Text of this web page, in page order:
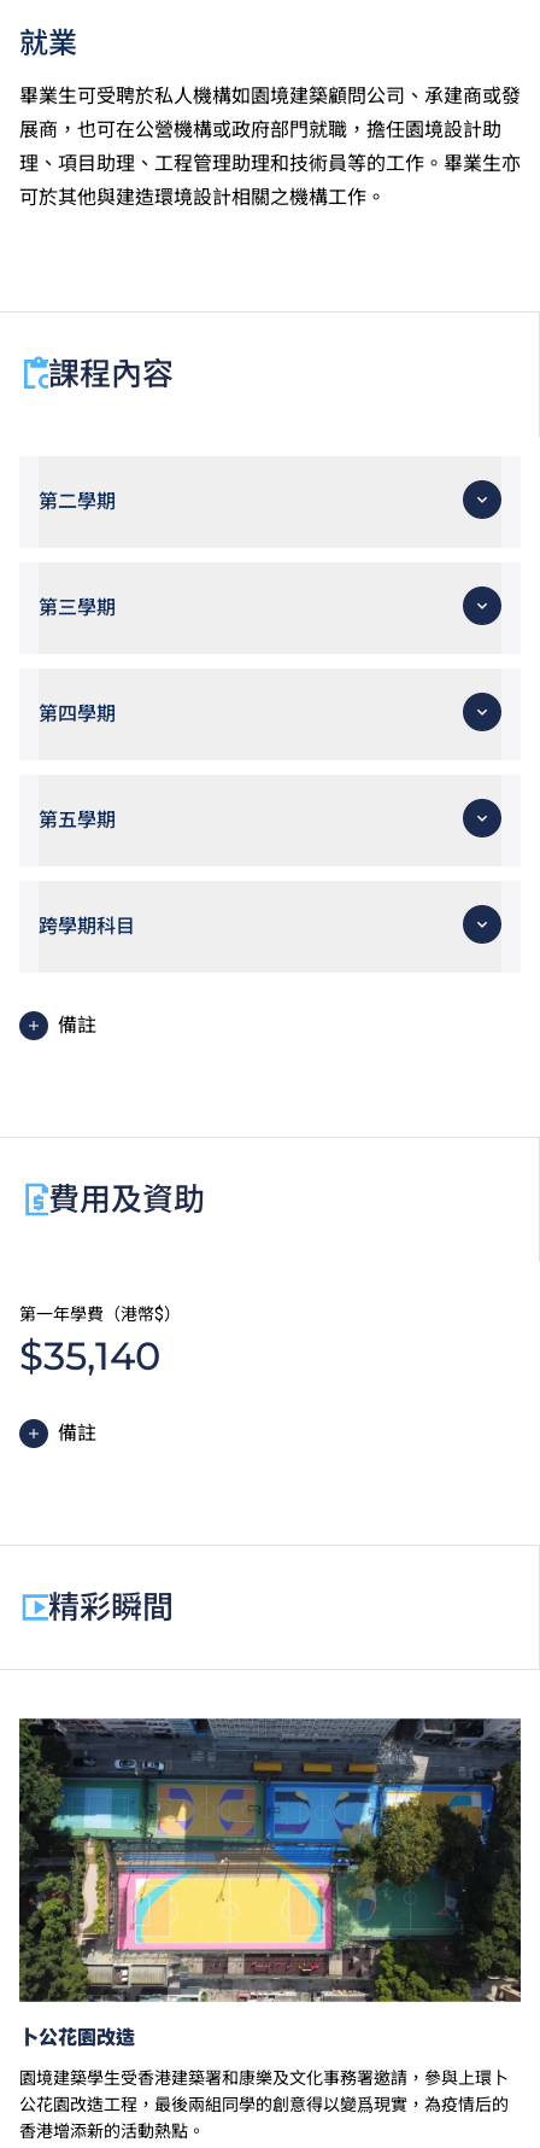
就業
畢業生可受聘於私人機構如園境建築顧問公司、承建商或發
展商，也可在公營機構或政府部門就職，擔任園境設計助
理、項目助理、工程管理助理和技術員等的工作。畢業生亦
可於其他與建造環境設計相關之機構工作。
課程內容
第二學期
第三學期
第四學期
第五學期
跨學期科目
備註
費用及資助
第一年學費（港幣$）
$35,140
備註
除學費外，學生須繳交其他費用如保證金及學生會年
費。
學費水平會每年檢討。課程第二年學費水平會因應通脹
及有關因素作調整。
以上資料只適用於本地學生。
精彩瞬間
卜公花園改造
園境建築學生受香港建築署和康樂及文化事務署邀請，參與上環卜
公花園改造工程，最後兩組同學的創意得以變爲現實，為疫情后的
香港增添新的活動熱點。